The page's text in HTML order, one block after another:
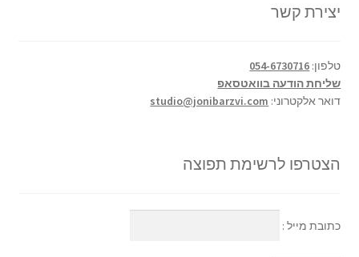
יצירת קשר
טלפון: 054-6730716
שליחת הודעה בוואטסאפ
דואר אלקטרוני: studio@jonibarzvi.com
הצטרפו לרשימת תפוצה
כתובת מייל :